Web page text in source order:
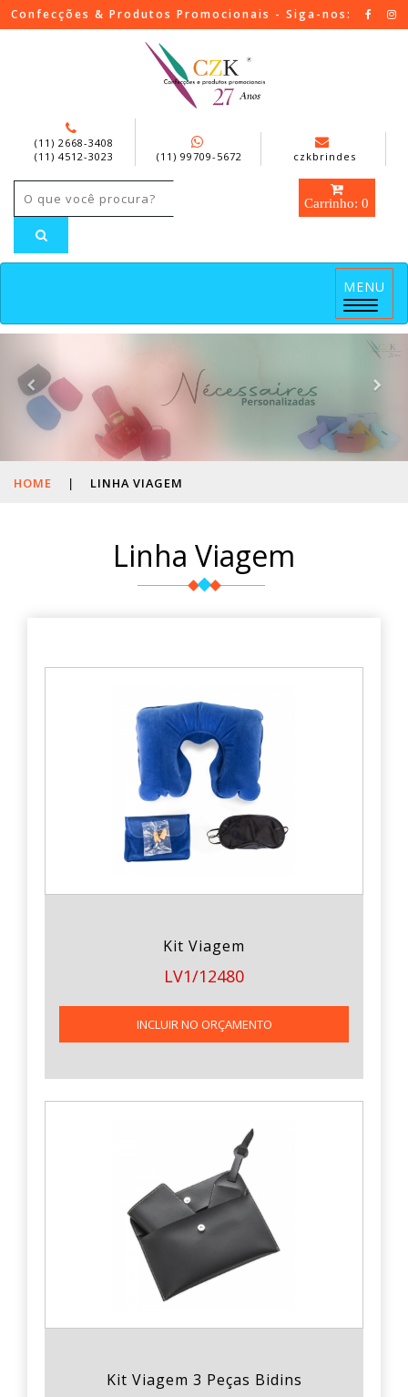
Confecções & Produtos Promocionais - Siga-nos:
(11) 2668-3408
(11) 4512-3023
(11) 99709-5672 czkbrindes
Carrinho: 0
MENU
Menu
HOME | LINHA VIAGEM
Linha Viagem
Kit Viagem
LV1/12480
INCLUIR NO ORÇAMENTO
Kit Viagem 3 Peças Bidins